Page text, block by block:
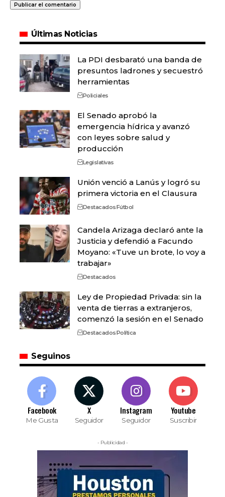
Últimas Noticias
La PDI desbarató una banda de
presuntos ladrones y secuestró
herramientas
Policiales
El Senado aprobó la
emergencia hídrica y avanzó
con leyes sobre salud y
producción
Legislativas
Unión venció a Lanús y logró su
primera victoria en el Clausura
DestacadosFútbol
Candela Arizaga declaró ante la
Justicia y defendió a Facundo
Moyano: «Tuve un brote, lo voy a
trabajar»
Destacados
Ley de Propiedad Privada: sin la
venta de tierras a extranjeros,
comenzó la sesión en el Senado
DestacadosPolítica
Seguinos
Facebook
Me Gusta
X
Seguidor
Instagram
Seguidor
Youtube
Suscribir
- Publicidad -